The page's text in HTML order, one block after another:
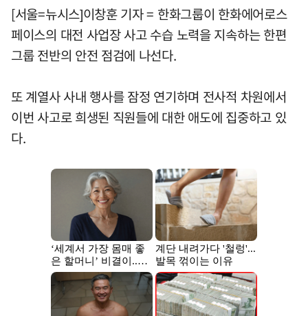
[서울=뉴시스]이창훈 기자 = 한화그룹이 한화에어로스
페이스의 대전 사업장 사고 수습 노력을 지속하는 한편
그룹 전반의 안전 점검에 나선다.
또 계열사 사내 행사를 잠정 연기하며 전사적 차원에서
이번 사고로 희생된 직원들에 대한 애도에 집중하고 있
다.